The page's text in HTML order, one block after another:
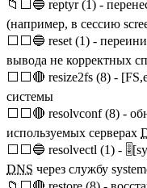
📁⬜🔵 reptyr (1) -
(например, в сессию
⬜⬜🔵 reset (1) -
вывода не корректных
⬜⬜🔴 resize2fs (8) -
системы
⬜⬜🔴 resolvconf (8) -
используемых серверах
⬜⬜🔵 resolvectl (1) -
DNS через службу